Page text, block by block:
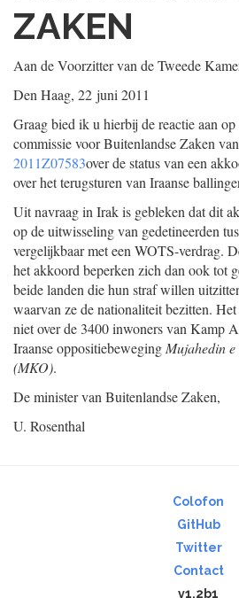
ZAKEN
Aan de Voorzitter van de Tweede
Den Haag, 22 juni 2011
Graag bied ik u hierbij de reactie aan
commissie voor Buitenlandse Zaken
2011Z07583over de status van een
over het terugsturen van Iraanse
Uit navraag in Irak is gebleken dat dit
op de uitwisseling van gedetineerden
vergelijkbaar met een WOTS-verdrag.
het akkoord beperken zich dan ook tot
beide landen die hun straf willen
waarvan ze de nationaliteit bezitten.
niet over de 3400 inwoners van Kamp
Iraanse oppositiebeweging Mujahedin
(MKO).
De minister van Buitenlandse Zaken,
U. Rosenthal
Colofon
GitHub
Twitter
Contact
v1.2b1